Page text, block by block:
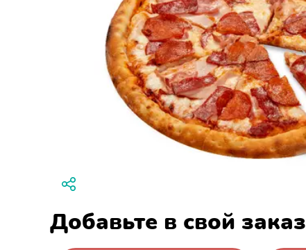
Добавьте в свой заказ